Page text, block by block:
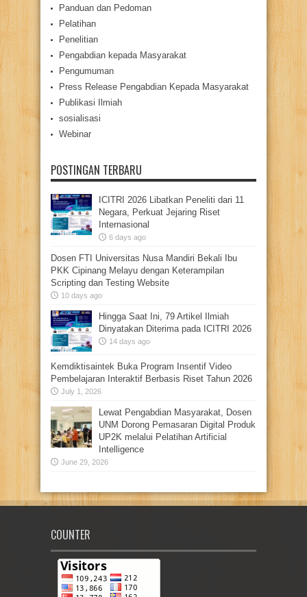
Panduan dan Pedoman
Pelatihan
Penelitian
Pengabdian kepada Masyarakat
Pengumuman
Press Release Pengabdian Kepada Masyarakat
Publikasi Ilmiah
sosialisasi
Webinar
POSTINGAN TERBARU
ICITRI 2026 Libatkan Peneliti dari 11
Negara, Perkuat Jejaring Riset
Internasional
6 days ago
Dosen FTI Universitas Nusa Mandiri Bekali Ibu
PKK Cipinang Melayu dengan Keterampilan
Scripting dan Testing Website
10 days ago
Hingga Saat Ini, 79 Artikel Ilmiah
Dinyatakan Diterima pada ICITRI 2026
14 days ago
Kemdiktisaintek Buka Program Insentif Video
Pembelajaran Interaktif Berbasis Riset Tahun 2026
July 1, 2026
Lewat Pengabdian Masyarakat, Dosen
UNM Dorong Pemasaran Digital Produk
UP2K melalui Pelatihan Artificial
Intelligence
June 29, 2026
COUNTER